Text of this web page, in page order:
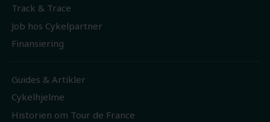
Track & Trace
Job hos Cykelpartner
Finansiering
Guides & Artikler
Cykelhjelme
Historien om Tour de France